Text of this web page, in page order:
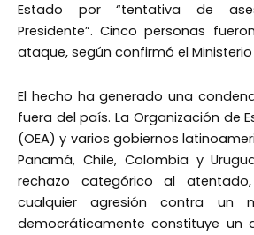
Estado por “tentativa de
Presidente”. Cinco personas
ataque, según confirmó el Ministerio
El hecho ha generado una
fuera del país. La Organización de
(OEA) y varios gobiernos
Panamá, Chile, Colombia y
rechazo categórico al
cualquier agresión contra un
democráticamente constituye un